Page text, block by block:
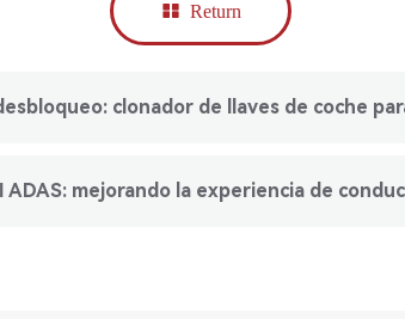
Return
clonador de llaves de coche
ADAS: mejorando la experiencia de